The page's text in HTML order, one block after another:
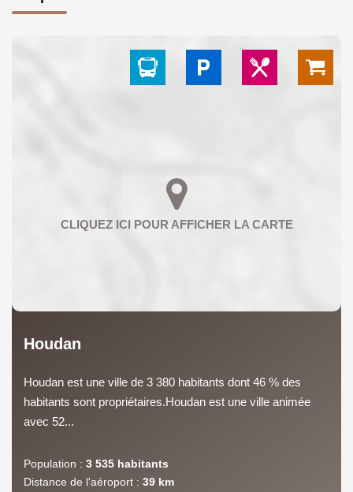
Houdan
Houdan est une ville de 3 380 habitants dont 46 % des
habitants sont propriétaires.Houdan est une ville animée
avec 52...
Population : 3 535 habitants
Distance de l'aéroport : 39 km